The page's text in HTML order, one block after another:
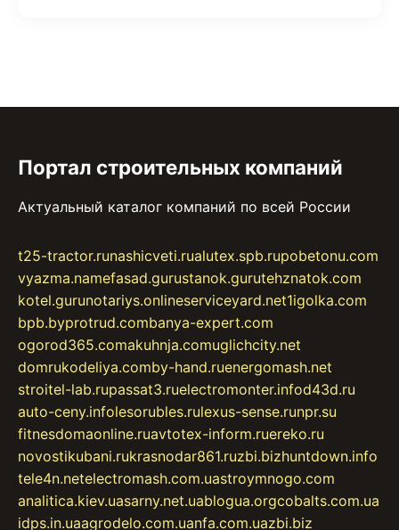
Портал строительных компаний
Актуальный каталог компаний по всей России
t25-tractor.runashicveti.rualutex.spb.rupobetonu.com
vyazma.namefasad.gurustanok.gurutehznatok.com
kotel.gurunotariys.onlineserviceyard.net1igolka.com
bpb.byprotrud.combanya-expert.com
ogorod365.comakuhnja.comuglichcity.net
domrukodeliya.comby-hand.ruenergomash.net
stroitel-lab.rupassat3.ruelectromonter.infod43d.ru
auto-ceny.infolesorubles.rulexus-sense.runpr.su
fitnesdomaonline.ruavtotex-inform.ruereko.ru
novostikubani.rukrasnodar861.ruzbi.bizhuntdown.info
tele4n.netelectromash.com.uastroymnogo.com
analitica.kiev.uasarny.net.uablogua.orgcobalts.com.ua
idps.in.uaagrodelo.com.uanfa.com.uazbi.biz